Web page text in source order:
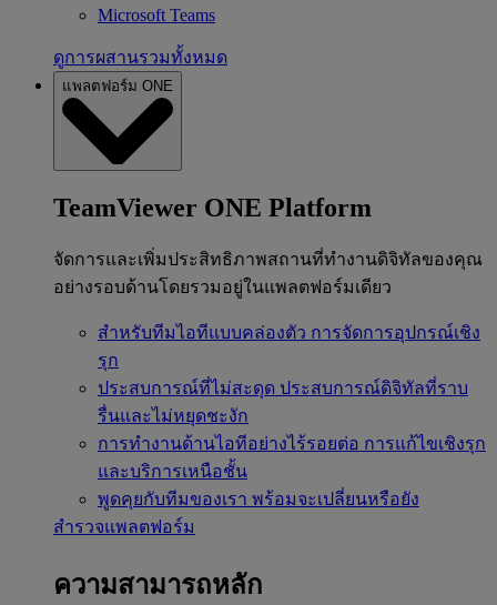
Microsoft Teams
ดูการผสานรวมทั้งหมด
แพลตฟอร์ม ONE
TeamViewer ONE Platform
จัดการและเพิ่มประสิทธิภาพสถานที่ทำงานดิจิทัลของคุณ
อย่างรอบด้านโดยรวมอยู่ในแพลตฟอร์มเดียว
สำหรับทีมไอทีแบบคล่องตัว การจัดการอุปกรณ์เชิง
รุก
ประสบการณ์ที่ไม่สะดุด ประสบการณ์ดิจิทัลที่ราบ
รื่นและไม่หยุดชะงัก
การทำงานด้านไอทีอย่างไร้รอยต่อ การแก้ไขเชิงรุก
และบริการเหนือชั้น
พูดคุยกับทีมของเรา พร้อมจะเปลี่ยนหรือยัง
สำรวจแพลตฟอร์ม
ความสามารถหลัก